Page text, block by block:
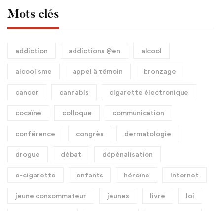
Mots clés
addiction addictions @en alcool
alcoolisme appel à témoin bronzage
cancer cannabis cigarette électronique
cocaïne colloque communication
conférence congrès dermatologie
drogue débat dépénalisation
e-cigarette enfants héroïne internet
jeune consommateur jeunes livre loi